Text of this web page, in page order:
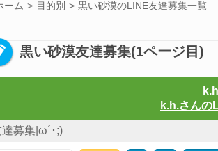
ーム 目的別 黒い砂漠のLINE友達募集一覧
黒い砂漠友達募集(1ページ目)
k.h.さんの
募集|ω´･;)